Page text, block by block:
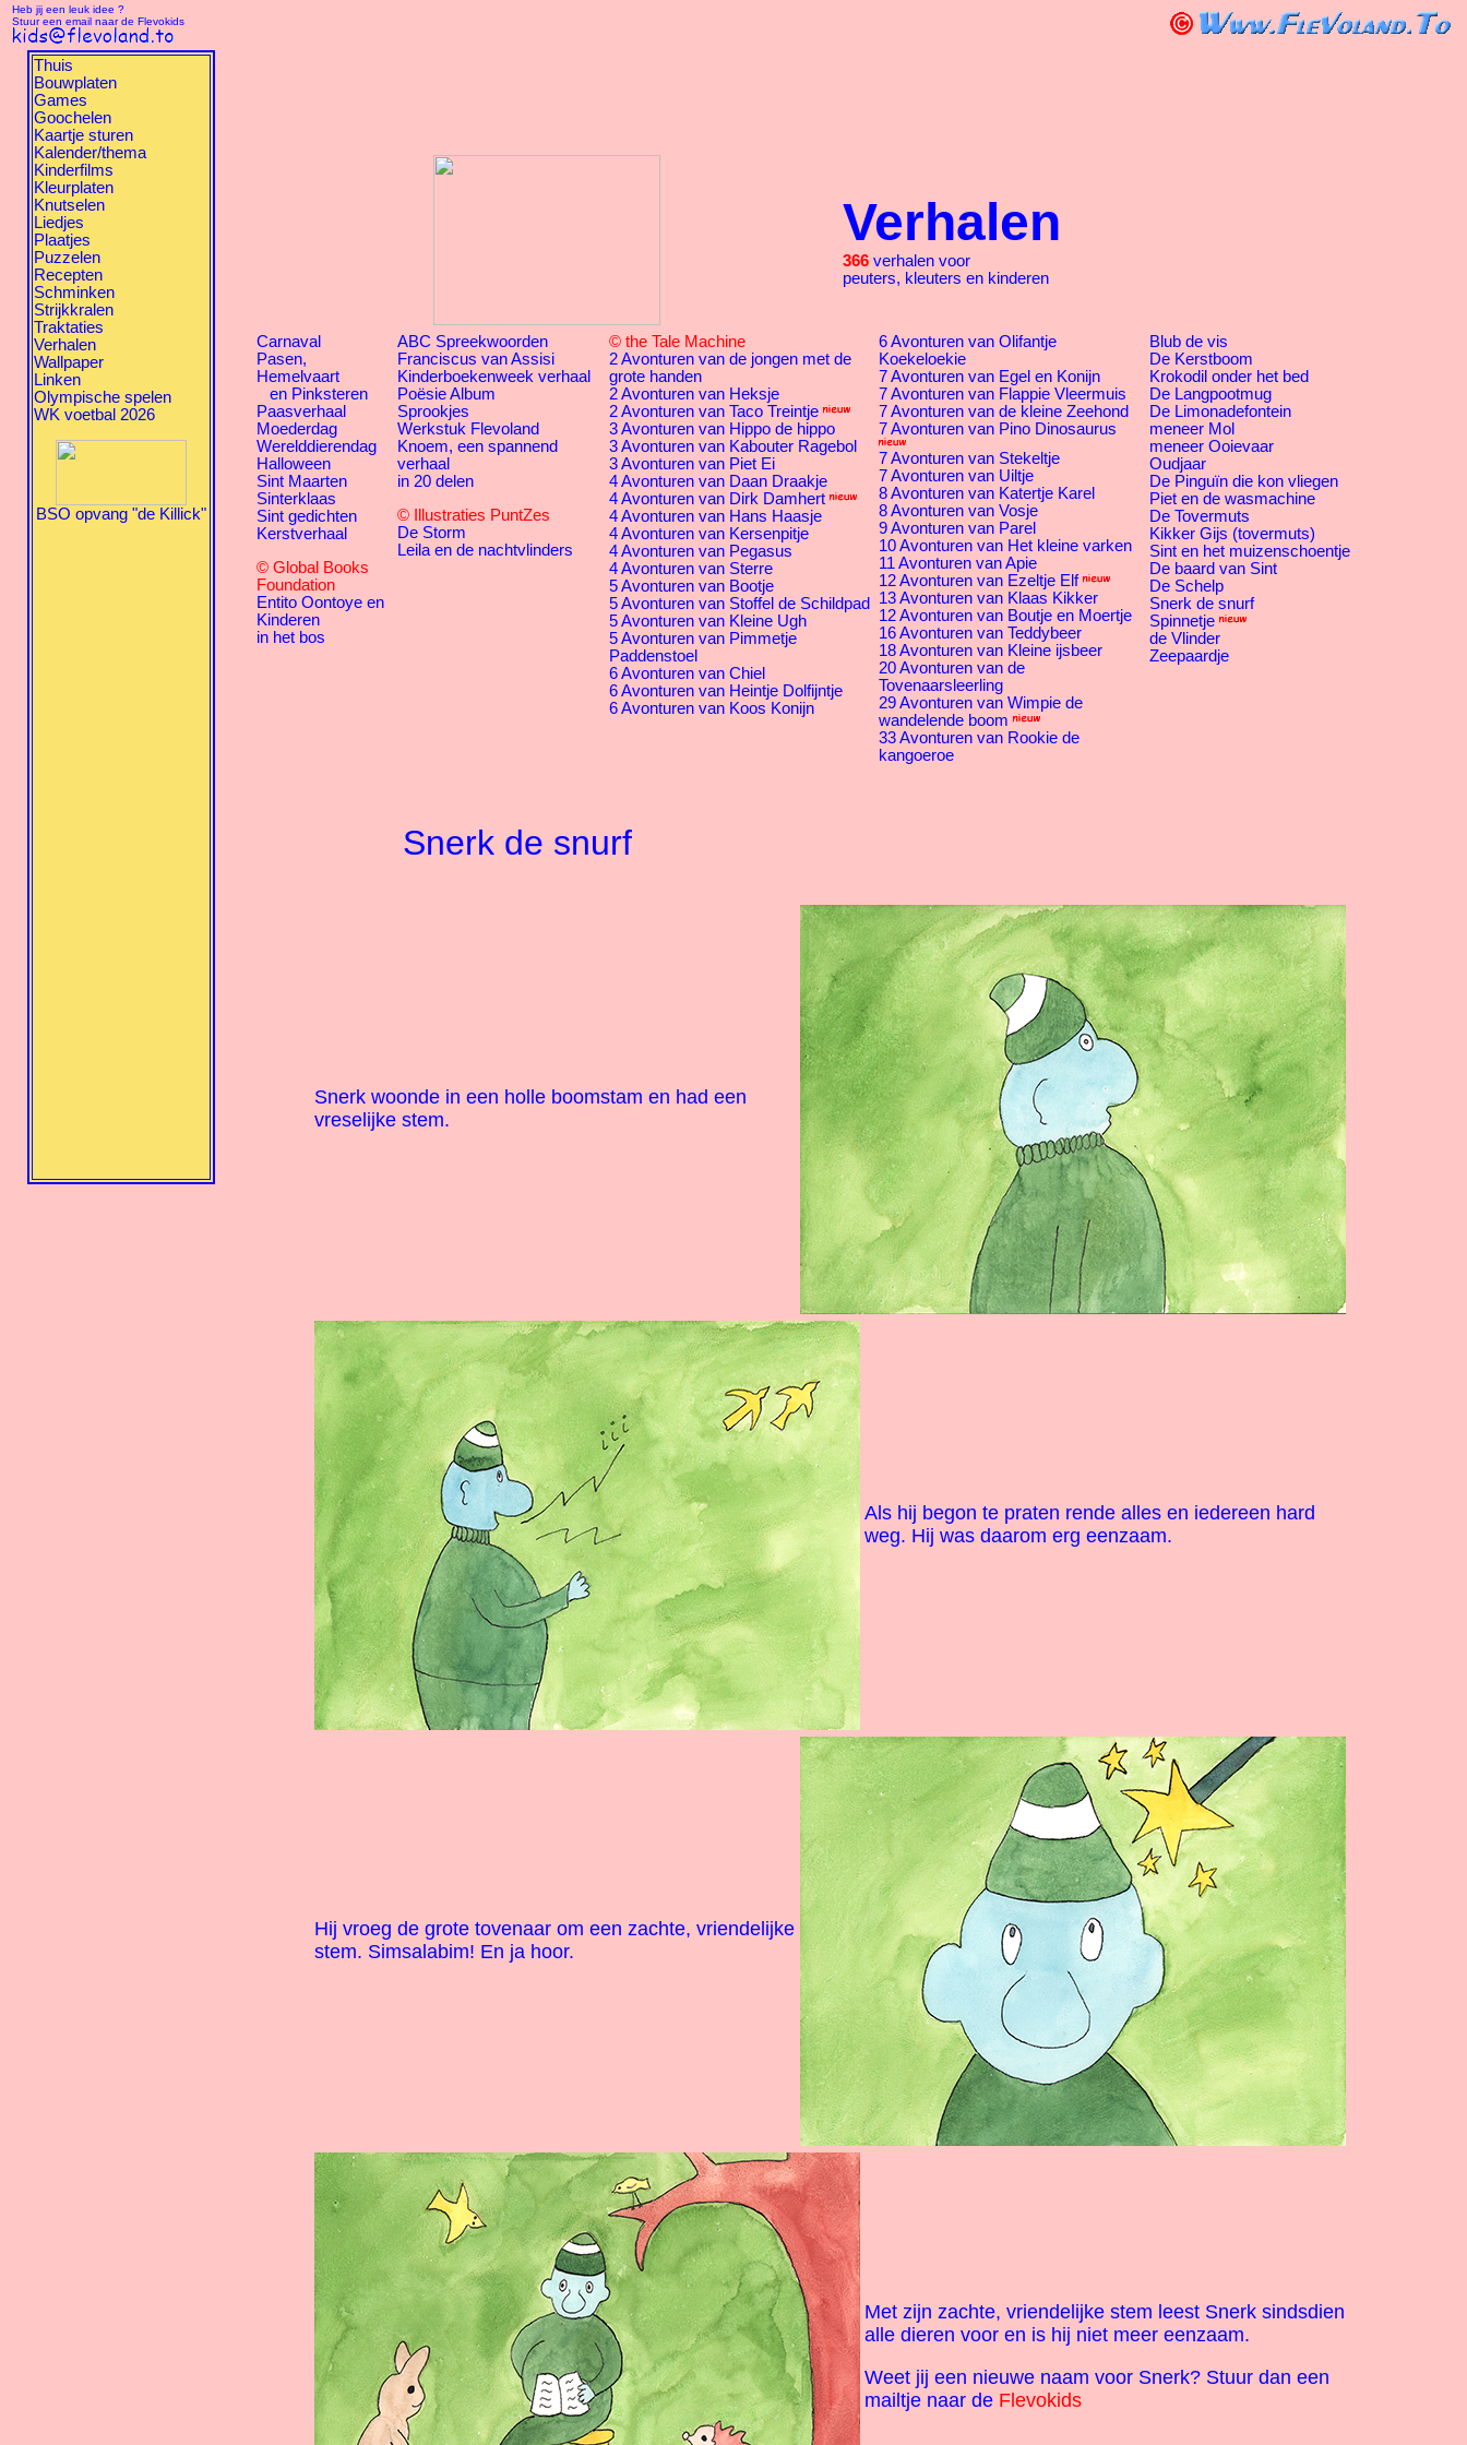
Heb jij een leuk idee ?
Stuur een email naar de Flevokids
Thuis
Bouwplaten
Games
Goochelen
Kaartje sturen
Kalender/thema
Kinderfilms
Kleurplaten
Knutselen
Liedjes
Plaatjes
Puzzelen
Recepten
Schminken
Strijkkralen
Traktaties
Verhalen
Wallpaper
Linken
Olympische spelen
WK voetbal 2026
BSO opvang "de Killick"
Verhalen
366 verhalen voor
peuters, kleuters en kinderen
Carnaval
Pasen,
Hemelvaart
en Pinksteren
Paasverhaal
Moederdag
Werelddierendag
Halloween
Sint Maarten
Sinterklaas
Sint gedichten
Kerstverhaal
© Global Books
Foundation
Entito Oontoye en
Kinderen
in het bos
ABC Spreekwoorden
Franciscus van Assisi
Kinderboekenweek verhaal
Poësie Album
Sprookjes
Werkstuk Flevoland
Knoem, een spannend
verhaal
in 20 delen
© Illustraties PuntZes
De Storm
Leila en de nachtvlinders
© the Tale Machine
2 Avonturen van de jongen met de
grote handen
2 Avonturen van Heksje
2 Avonturen van Taco Treintje
3 Avonturen van Hippo de hippo
3 Avonturen van Kabouter Ragebol
3 Avonturen van Piet Ei
4 Avonturen van Daan Draakje
4 Avonturen van Dirk Damhert
4 Avonturen van Hans Haasje
4 Avonturen van Kersenpitje
4 Avonturen van Pegasus
4 Avonturen van Sterre
5 Avonturen van Bootje
5 Avonturen van Stoffel de Schildpad
5 Avonturen van Kleine Ugh
5 Avonturen van Pimmetje
Paddenstoel
6 Avonturen van Chiel
6 Avonturen van Heintje Dolfijntje
6 Avonturen van Koos Konijn
6 Avonturen van Olifantje
Koekeloekie
7 Avonturen van Egel en Konijn
7 Avonturen van Flappie Vleermuis
7 Avonturen van de kleine Zeehond
7 Avonturen van Pino Dinosaurus
7 Avonturen van Stekeltje
7 Avonturen van Uiltje
8 Avonturen van Katertje Karel
8 Avonturen van Vosje
9 Avonturen van Parel
10 Avonturen van Het kleine varken
11 Avonturen van Apie
12 Avonturen van Ezeltje Elf
13 Avonturen van Klaas Kikker
12 Avonturen van Boutje en Moertje
16 Avonturen van Teddybeer
18 Avonturen van Kleine ijsbeer
20 Avonturen van de
Tovenaarsleerling
29 Avonturen van Wimpie de
wandelende boom
33 Avonturen van Rookie de
kangoeroe
Blub de vis
De Kerstboom
Krokodil onder het bed
De Langpootmug
De Limonadefontein
meneer Mol
meneer Ooievaar
Oudjaar
De Pinguïn die kon vliegen
Piet en de wasmachine
De Tovermuts
Kikker Gijs (tovermuts)
Sint en het muizenschoentje
De baard van Sint
De Schelp
Snerk de snurf
Spinnetje
de Vlinder
Zeepaardje
Snerk de snurf
Snerk woonde in een holle boomstam en had een
vreselijke stem.
Als hij begon te praten rende alles en iedereen hard
weg. Hij was daarom erg eenzaam.
Hij vroeg de grote tovenaar om een zachte, vriendelijke
stem. Simsalabim! En ja hoor.
Met zijn zachte, vriendelijke stem leest Snerk sindsdien
alle dieren voor en is hij niet meer eenzaam.
Weet jij een nieuwe naam voor Snerk? Stuur dan een
mailtje naar de Flevokids